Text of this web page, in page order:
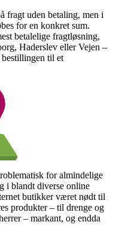
fragt uden betaling, men i
for en konkret sum.
betalelige fragtløsning,
Haderslev eller Vejen –
til et
for almindelige
i blandt diverse online
butikker været nødt til
produkter – til drenge og
– markant, og endda